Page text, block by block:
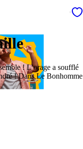
! L’orage a soufflé
! Dans Le Bonhomme